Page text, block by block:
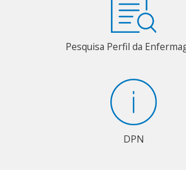
Pesquisa Perfil da
DPN